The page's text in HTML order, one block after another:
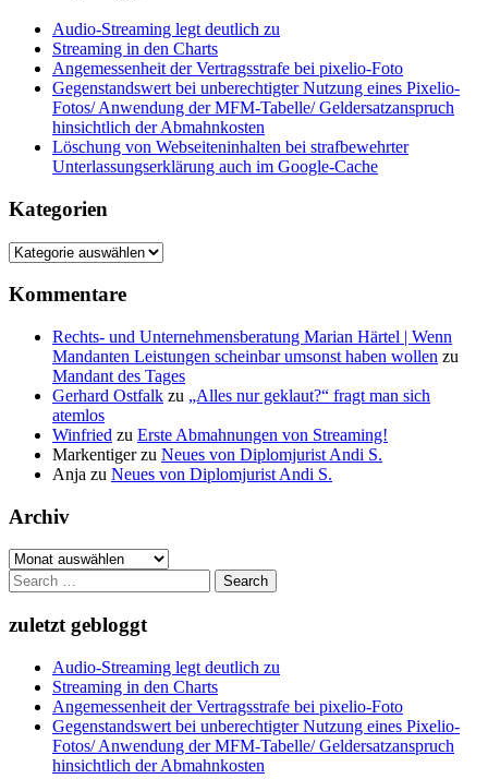
Audio-Streaming legt deutlich zu
Streaming in den Charts
Angemessenheit der Vertragsstrafe bei pixelio-Foto
Gegenstandswert bei unberechtigter Nutzung eines Pixelio-
Fotos/ Anwendung der MFM-Tabelle/ Geldersatzanspruch
hinsichtlich der Abmahnkosten
Löschung von Webseiteninhalten bei strafbewehrter
Unterlassungserklärung auch im Google-Cache
Kategorien
Kategorien
Kommentare
Rechts- und Unternehmensberatung Marian Härtel | Wenn
Mandanten Leistungen scheinbar umsonst haben wollen zu
Mandant des Tages
Gerhard Ostfalk zu „Alles nur geklaut?“ fragt man sich
atemlos
Winfried zu Erste Abmahnungen von Streaming!
Markentigerzu Neues von Diplomjurist Andi S.
Anja zu Neues von Diplomjurist Andi S.
Archiv
Archiv
Search
for:
zuletzt gebloggt
Audio-Streaming legt deutlich zu
Streaming in den Charts
Angemessenheit der Vertragsstrafe bei pixelio-Foto
Gegenstandswert bei unberechtigter Nutzung eines Pixelio-
Fotos/ Anwendung der MFM-Tabelle/ Geldersatzanspruch
hinsichtlich der Abmahnkosten